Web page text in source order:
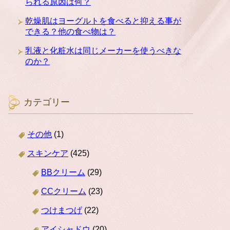
られる原因は何？
乾燥肌はヨーグルトを食べると抑える事が
できる？他の食べ物は？
乳液と化粧水は同じメーカーを使うべきな
のか？
カテゴリー
その他 (1)
スキンケア (425)
BBクリーム (29)
CCクリーム (23)
つけまつげ(22)